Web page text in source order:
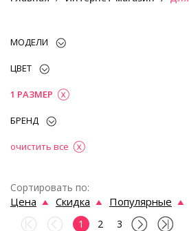
МОДЕЛИ
ЦВЕТ
1 РАЗМЕР
БРЕНД
очистить все
Сортировать по:
Цена Скидка Популярные
1 2 3